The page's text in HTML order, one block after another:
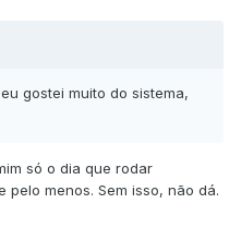
gostei muito do sistema,
só o dia que rodar
pelo menos. Sem isso, não dá.